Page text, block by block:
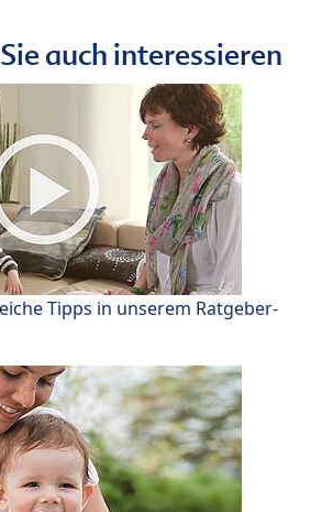
auch interessieren
Tipps in unserem Ratgeber-